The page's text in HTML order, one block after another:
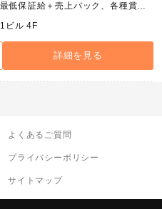
日給7,000円～／小計～100％ 最低保証給＋売上バック、各種賞金 ＋ボトルバック＋皆勤賞＋人材紹介バック
ビル 4F
詳細を見る
よくあるご質問
プライバシーポリシー
サイトマップ